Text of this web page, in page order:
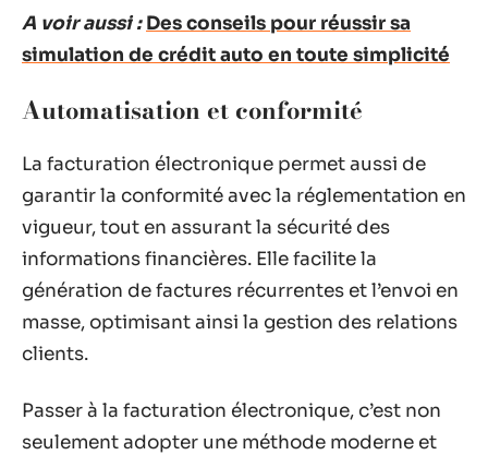
A voir aussi : Des conseils pour réussir sa
simulation de crédit auto en toute simplicité
Automatisation et conformité
La facturation électronique permet aussi de
garantir la conformité avec la réglementation en
vigueur, tout en assurant la sécurité des
informations financières. Elle facilite la
génération de factures récurrentes et l’envoi en
masse, optimisant ainsi la gestion des relations
clients.
Passer à la facturation électronique, c’est non
seulement adopter une méthode moderne et